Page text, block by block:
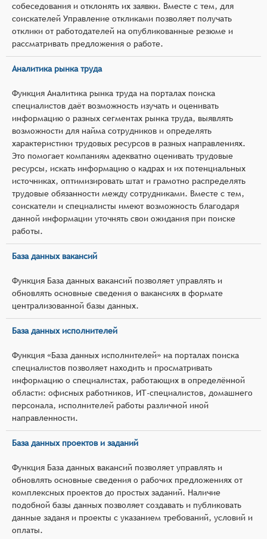
собеседования и отклонять их заявки. Вместе с тем, для
соискателей Управление откликами позволяет получать
отклики от работодателей на опубликованные резюме и
рассматривать предложения о работе.
Аналитика рынка труда
Функция Аналитика рынка труда на порталах поиска
специалистов даёт возможность изучать и оценивать
информацию о разных сегментах рынка труда, выявлять
возможности для найма сотрудников и определять
характеристики трудовых ресурсов в разных направлениях.
Это помогает компаниям адекватно оценивать трудовые
ресурсы, искать информацию о кадрах и их потенциальных
источниках, оптимизировать штат и грамотно распределять
трудовые обязанности между сотрудниками. Вместе с тем,
соискатели и специалисты имеют возможность благодаря
данной информации уточнять свои ожидания при поиске
работы.
База данных вакансий
Функция База данных вакансий позволяет управлять и
обновлять основные сведения о вакансиях в формате
централизованной базы данных.
База данных исполнителей
Функция «База данных исполнителей» на порталах поиска
специалистов позволяет находить и просматривать
информацию о специалистах, работающих в определённой
области: офисных работников, ИТ-специалистов, домашнего
персонала, исполнителей работы различной иной
направленности.
База данных проектов и заданий
Функция База данных вакансий позволяет управлять и
обновлять основные сведения о рабочих предложениях от
комплексных проектов до простых заданий. Наличие
подобной базы данных позволяет создавать и публиковать
данные заданя и проекты с указанием требований, условий и
оплаты.